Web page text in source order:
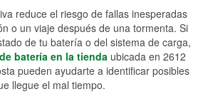
reduce el riesgo de fallas inesperadas
o un viaje después de una tormenta. Si
de tu batería o del sistema de carga,
batería en la tienda ubicada en 2612
pueden ayudarte a identificar posibles
llegue el mal tiempo.